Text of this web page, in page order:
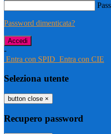
Password dimenticata?
-
Entra con SPID Entra con CIE
Seleziona utente
button close ×
Recupero password